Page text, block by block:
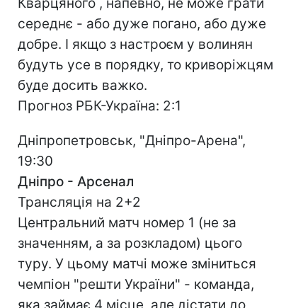
середнє - або дуже погано, або дуже
добре. І якщо з настроєм у волинян
будуть усе в порядку, то криворіжцям
буде досить важко.
Прогноз РБК-Україна: 2:1
Дніпропетровськ, "Дніпро-Арена",
19:30
Дніпро - Арсенал
Трансляція на 2+2
Центральний матч номер 1 (не за
значенням, а за розкладом) цього
туру. У цьому матчі може зміниться
чемпіон "решти України" - команда,